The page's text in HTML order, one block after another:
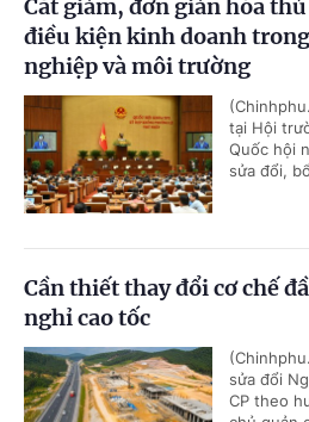
Cắt giảm, đơn giản hóa
điều kiện kinh doanh
nghiệp và môi trường
tại Hội
Quốc hội
sửa đổi,
Cần thiết thay đổi cơ chế
nghỉ cao tốc
sửa đổi
CP theo